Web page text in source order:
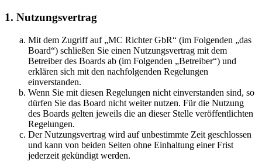
1. Nutzungsvertrag
Mit dem Zugriff auf „MC Richter GbR“ (im Folgenden „das
Board“) schließen Sie einen Nutzungsvertrag mit dem
Betreiber des Boards ab (im Folgenden „Betreiber“) und
erklären sich mit den nachfolgenden Regelungen
einverstanden.
Wenn Sie mit diesen Regelungen nicht einverstanden sind, so
dürfen Sie das Board nicht weiter nutzen. Für die Nutzung
des Boards gelten jeweils die an dieser Stelle veröffentlichten
Regelungen.
Der Nutzungsvertrag wird auf unbestimmte Zeit geschlossen
und kann von beiden Seiten ohne Einhaltung einer Frist
jederzeit gekündigt werden.